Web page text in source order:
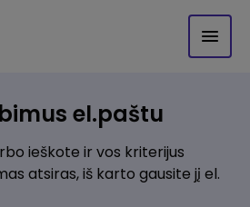
el.paštu
ieškote ir vos kriterijus
atsiras, iš karto gausite jį el.